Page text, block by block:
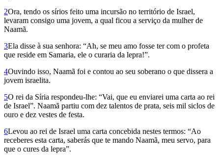
2Ora, tendo os sírios feito uma incursão no território de Israel,
levaram consigo uma jovem, a qual ficou a serviço da mulher de
Naamã.
3Ela disse à sua senhora: “Ah, se meu amo fosse ter com o profeta
que reside em Samaria, ele o curaria da lepra!”.
4Ouvindo isso, Naamã foi e contou ao seu soberano o que dissera a
jovem israelita.
5O rei da Síria respondeu-lhe: “Vai, que eu enviarei uma carta ao rei
de Israel”. Naamã partiu com dez talentos de prata, seis mil siclos de
ouro e dez vestes de festa.
6Levou ao rei de Israel uma carta concebida nestes termos: “Ao
receberes esta carta, saberás que te mando Naamã, meu servo, para
que o cures da lepra”.